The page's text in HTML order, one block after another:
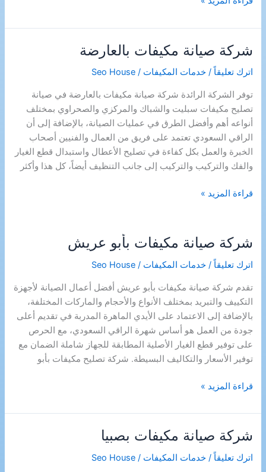
مكيفات
بالقريات
شركة صيانة مكيفات بالعارضة
اترك تعليقاً /خدمات المكيفات /
Seo House
توفر الشركة الرائدة شركة صيانة مكيفات بالعارضة في صيانة
تصليح مكيفات سبليت والشباك والمركزي والصحراوي بمختلف
أنواعه أهم وأفضل الطرق في عمليات الصيانة، بالإضافة إلى أن
الراقي السعودي تعتمد على فريق من العمال والفنيين أصحاب
الخبرة والعمل بكل كفاءة في تصليح الأعطال واستبدال قطع الغيار
والفك والتركيب والتركيب إلى جانب التنظيف أيضاً، كل هذا وأكثر
شركة
بالعارضة
قراءة المزيد »
شركة صيانة مكيفات بأبو عريش
اترك تعليقاً /خدمات المكيفات /
Seo House
تقدم شركة صيانة مكيفات بأبو عريش أفضل أعمال الصيانة لأجهزة
التكييف والتبريد بمختلف الأنواع والأحجام والماركات المختلفة،
بالإضافة إلى الاعتماد على الأيدي الماهرة المدربة في تقديم أعلى
جودة من العمل هو أساس شهرة الراقي السعودي، مع الحرص
على توفير قطع الغيار الأصلية المطابقة للجهاز شاملة الضمان مع
توفير الأسعار والتكاليف البسيطة. شركة تصليح مكيفات بأبو
شركة
مكيفات
عريش
قراءة المزيد »
شركة صيانة مكيفات بصبيا
اترك تعليقاً /خدمات المكيفات /
Seo House